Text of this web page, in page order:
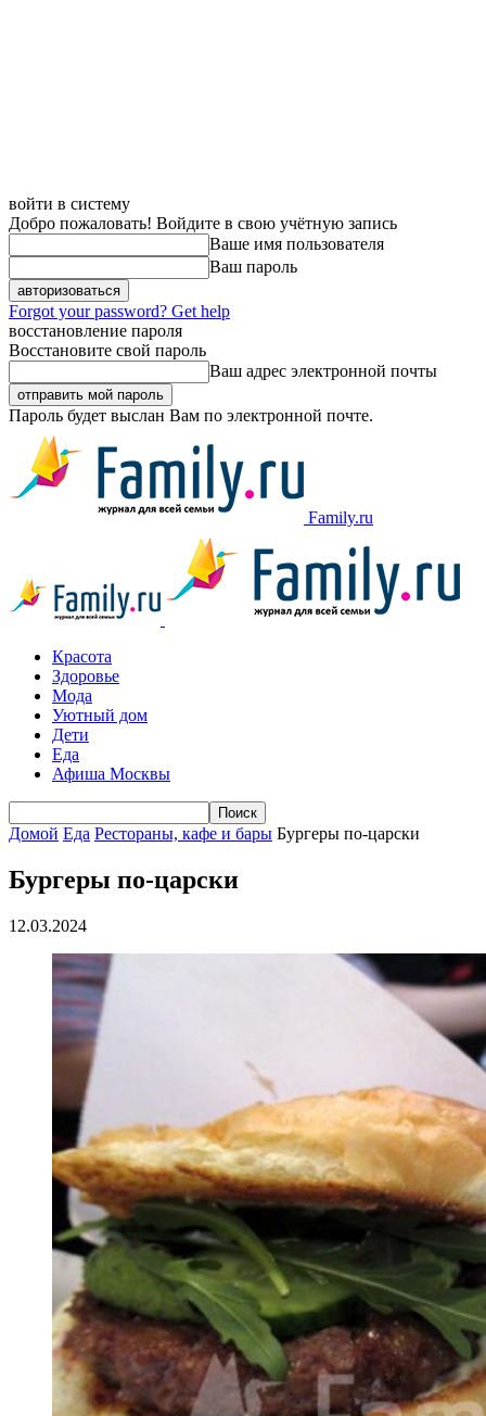
войти в систему
Добро пожаловать! Войдите в свою учётную запись
Ваше имя пользователя
Ваш пароль
Forgot your password? Get help
восстановление пароля
Восстановите свой пароль
Ваш адрес электронной почты
Пароль будет выслан Вам по электронной почте.
Family.ru
Красота
Здоровье
Мода
Уютный дом
Дети
Еда
Афиша Москвы
Домой Еда Рестораны, кафе и бары Бургеры по-царски
Бургеры по-царски
12.03.2024